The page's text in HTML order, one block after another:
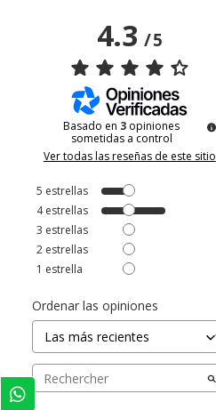
4.3/5
Basado en 3 opiniones
sometidas a control
Ver todas las reseñas de este sitio
5 estrellas
4estrellas
3 estrellas
2 estrellas
1 estrella
Ordenar las opiniones